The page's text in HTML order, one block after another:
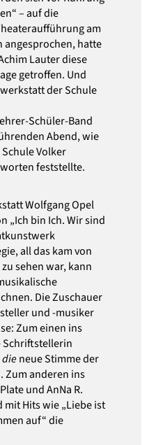
– auf die
am
angesprochen, hatte
Lauter diese
getroffen. Und
der Schule
Schüler-Band
Abend, wie
Volker
feststellte.
Wolfgang Opel
„Ich bin Ich. Wir sind
all das kam von
sehen war, kann
Die Zuschauer
und -musiker
Zum einen ins
Schriftstellerin
dieneue Stimme der
Zum anderen ins
und AnNa R.
mit Hits wie „Liebe ist
auf“ die